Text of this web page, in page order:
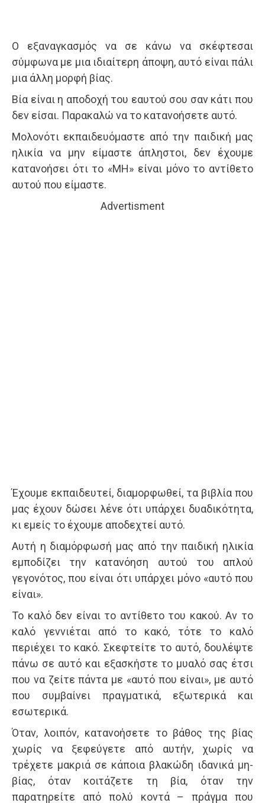
Ο εξαναγκασμός να σε κάνω να σκέφτεσαι
σύμφωνα με μια ιδιαίτερη άποψη, αυτό είναι πάλι
μια άλλη μορφή βίας.
Βία είναι η αποδοχή του εαυτού σου σαν κάτι που
δεν είσαι. Παρακαλώ να το κατανοήσετε αυτό.
Μολονότι εκπαιδευόμαστε από την παιδική μας
ηλικία να μην είμαστε άπληστοι, δεν έχουμε
κατανοήσει ότι το «ΜΗ» είναι μόνο το αντίθετο
αυτού που είμαστε.
Advertisment
Έχουμε εκπαιδευτεί, διαμορφωθεί, τα βιβλία που
μας έχουν δώσει λένε ότι υπάρχει δυαδικότητα,
κι εμείς το έχουμε αποδεχτεί αυτό.
Αυτή η διαμόρφωσή μας από την παιδική ηλικία
εμποδίζει την κατανόηση αυτού του απλού
γεγονότος, που είναι ότι υπάρχει μόνο «αυτό που
είναι».
Το καλό δεν είναι το αντίθετο του κακού. Αν το
καλό γεννιέται από το κακό, τότε το καλό
περιέχει το κακό. Σκεφτείτε το αυτό, δουλέψτε
πάνω σε αυτό και εξασκήστε το μυαλό σας έτσι
που να ζείτε πάντα με «αυτό που είναι», με αυτό
που συμβαίνει πραγματικά, εξωτερικά και
εσωτερικά.
Όταν, λοιπόν, κατανοήσετε το βάθος της βίας
χωρίς να ξεφεύγετε από αυτήν, χωρίς να
τρέχετε μακριά σε κάποια βλακώδη ιδανικά μη-
βίας, όταν κοιτάζετε τη βία, όταν την
παρατηρείτε από πολύ κοντά – πράγμα που